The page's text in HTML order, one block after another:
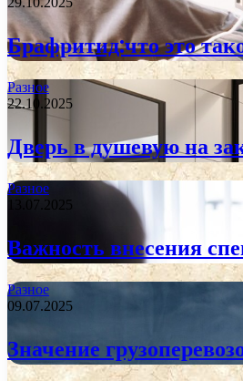
Брафритид:что это
Разное
22.10.2025
Дверь в душевую на
Разное
13.07.2025
Важность внесения
Разное
09.07.2025
Значение